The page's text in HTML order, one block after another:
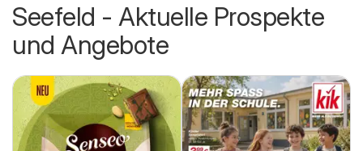
Seefeld - Aktuelle Prospekte
und Angebote